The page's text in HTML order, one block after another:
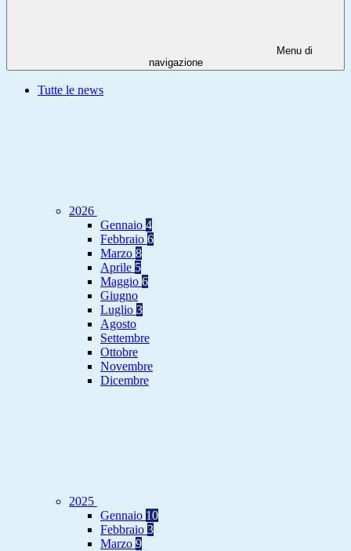
Menu di
navigazione
Tutte le news
2026
Gennaio 4
Febbraio 6
Marzo 8
Aprile 5
Maggio 6
Giugno
Luglio 3
Agosto
Settembre
Ottobre
Novembre
Dicembre
2025
Gennaio 10
Febbraio 3
Marzo 9